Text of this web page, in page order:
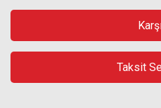
Taksit